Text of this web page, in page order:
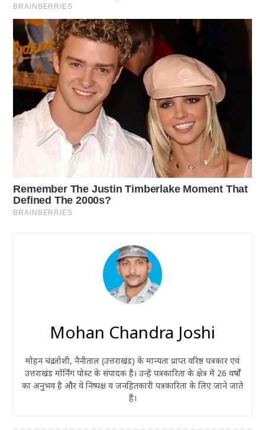
Mohan Chandra Joshi
मोहन चंद्र जोशी, नैनीताल (उत्तराखंड) के मान्यता प्राप्त वरिष्ठ पत्रकार एवं
उत्तराखंड मॉर्निंग पोस्ट के संपादक हैं। उन्हें पत्रकारिता के क्षेत्र में 26 वर्षों
का अनुभव है और वे निष्पक्ष व जनहितकारी पत्रकारिता के लिए जाने जाते
हैं।